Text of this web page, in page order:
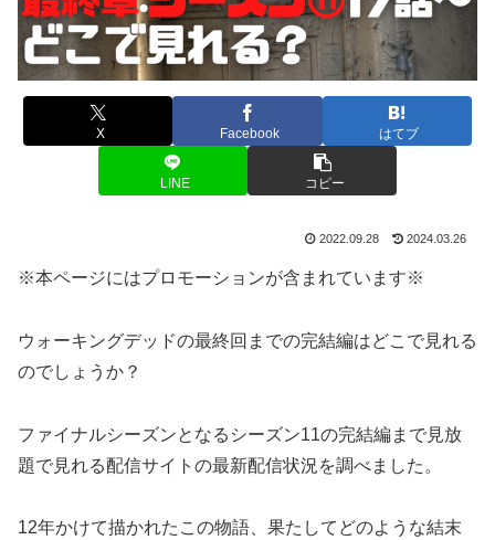
X Facebook はてブ
LINE コピー
2022.09.28 2024.03.26
※本ページにはプロモーションが含まれています※
ウォーキングデッドの最終回までの完結編はどこで見れる
のでしょうか？
ファイナルシーズンとなるシーズン11の完結編まで見放
題で見れる配信サイトの最新配信状況を調べました。
12年かけて描かれたこの物語、果たしてどのような結末